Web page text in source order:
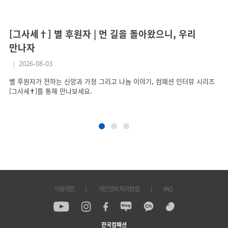
[그사세†] 별 후원자 | 먼 길을 돌아왔으니, 우리
만나자
2026-08-03
별 후원자가 전하는 신앙과 가정 그리고 나눔 이야기, 컴패션 인터뷰 시리즈
[그사세✝]를 통해 만나보세요.
이용약관 개인정보 처리방침 FAQ
한국컴패션